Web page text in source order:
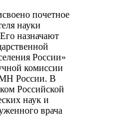
почетное
науки
назначают
России»
комиссии
России. В
Российской
наук и
врача